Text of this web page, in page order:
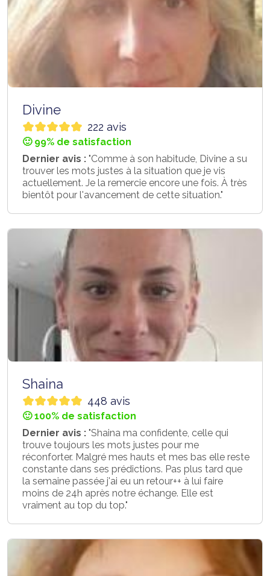
Divine
222 avis
🙂 99% de satisfaction
Dernier avis : "Comme à son habitude, Divine a su
trouver les mots justes à la situation que je vis
actuellement. Je la remercie encore une fois. À très
bientôt pour l'avancement de cette situation."
Shaina
448 avis
🙂 100% de satisfaction
Dernier avis : "Shaina ma confidente, celle qui
trouve toujours les mots justes pour me
réconforter. Malgré mes hauts et mes bas elle reste
constante dans ses prédictions. Pas plus tard que
la semaine passée j'ai eu un retour++ à lui faire
moins de 24h après notre échange. Elle est
vraiment au top du top."